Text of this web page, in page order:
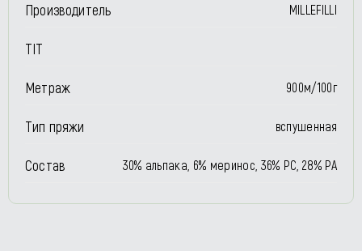
Производитель MILLEFILLI
TIT
Метраж 900м/100г
Тип пряжи вспушенная
Состав 30% альпака, 6% меринос, 36% РС, 28% РА